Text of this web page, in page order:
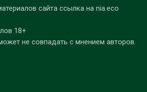
сайта ссылка на nia.eco
18+
не совпадать с мнением авторов.